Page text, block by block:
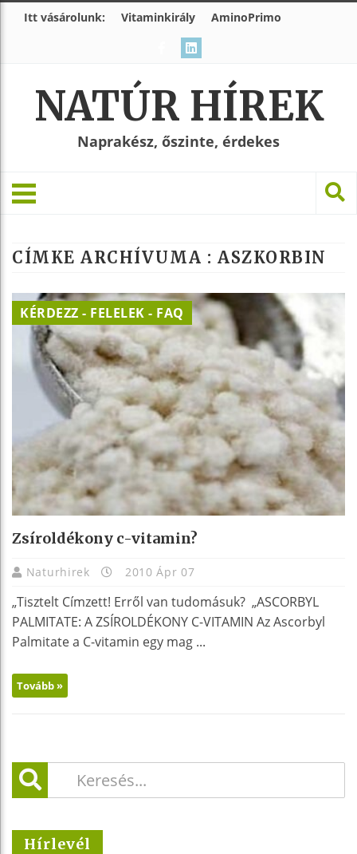
Itt vásárolunk: Vitaminkirály AminoPrimo
NATÚR HÍREK
Naprakész, őszinte, érdekes
CÍMKE ARCHÍVUMA : ASZKORBIN
KÉRDEZZ - FELELEK - FAQ
Zsíroldékony c-vitamin?
Naturhirek 2010 Ápr 07
„Tisztelt Címzett! Erről van tudomásuk? „ASCORBYL
PALMITATE: A ZSÍROLDÉKONY C-VITAMIN Az Ascorbyl
Palmitate a C-vitamin egy mag ...
Tovább »
Hírlevél